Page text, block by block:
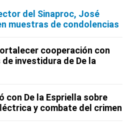
del Sinaproc, José
muestras de condolencias
cooperación con
investidura de De la
con De la Espriella sobre
y combate del crimen